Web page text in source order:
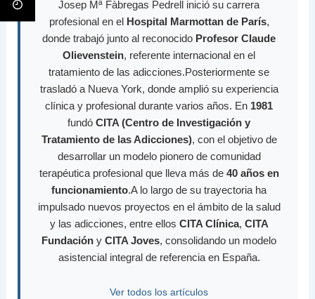
Josep Mª Fàbregas Pedrell inició su carrera
profesional en el Hospital Marmottan de París,
donde trabajó junto al reconocido Profesor Claude
Olievenstein, referente internacional en el
tratamiento de las adicciones.Posteriormente se
trasladó a Nueva York, donde amplió su experiencia
clínica y profesional durante varios años. En 1981
fundó CITA (Centro de Investigación y
Tratamiento de las Adicciones), con el objetivo de
desarrollar un modelo pionero de comunidad
terapéutica profesional que lleva más de 40 años en
funcionamiento.A lo largo de su trayectoria ha
impulsado nuevos proyectos en el ámbito de la salud
y las adicciones, entre ellos CITA Clínica, CITA
Fundación y CITA Joves, consolidando un modelo
asistencial integral de referencia en España.
Ver todos los artículos